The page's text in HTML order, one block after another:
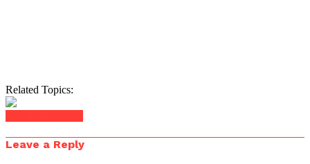
Related Topics:
Leave a Reply